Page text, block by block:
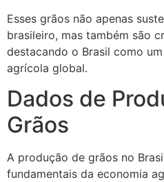
Esses grãos não apenas
brasileiro, mas também são
destacando o Brasil como
agrícola global.
Dados de
Grãos
A produção de grãos no
fundamentais da economia